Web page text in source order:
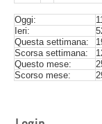
Oggi:
Ieri:
Questa settimana:
Scorsa settimana:
Questo mese:
Scorso mese: